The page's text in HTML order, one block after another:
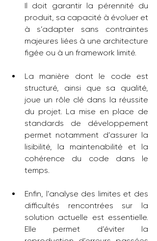
Il doit garantir la pérennité du
produit, sa capacité à évoluer et
à s’adapter sans contraintes
majeures liées à une architecture
figée ou à un framework limité.
La manière dont le code est
structuré, ainsi que sa qualité,
joue un rôle clé dans la réussite
du projet. La mise en place de
standards de développement
permet notamment d’assurer la
lisibilité, la maintenabilité et la
cohérence du code dans le
temps.
Enfin, l’analyse des limites et des
difficultés rencontrées sur la
solution actuelle est essentielle.
Elle permet d’éviter la